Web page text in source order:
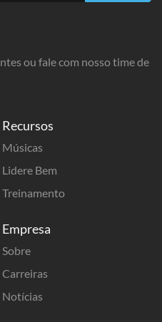
Recursos
Músicas
Lidere Bem
Treinamento
Empresa
Sobre
Carreiras
Notícias
ou fale com nosso time de